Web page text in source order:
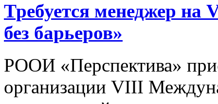
Требуется менеджер
без барьеров»
РООИ «Перспектива»
организации VIII